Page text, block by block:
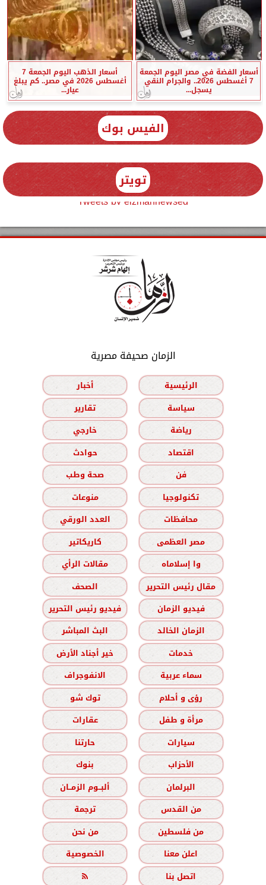
أسعار الفضة في مصر اليوم الجمعة
7 أغسطس 2026.. والجرام النقي
يسجل...
أسعار الذهب اليوم الجمعة 7
أغسطس 2026 في مصر.. كم يبلغ
عيار...
الفيس بوك
تويتر
Tweets by elzmannewseg
الزمان صحيفة مصرية
الرئيسية
أخبار
سياسة
تقارير
رياضة
خارجي
اقتصاد
حوادث
فن
صحة وطب
تكنولوجيا
منوعات
محافظات
العدد الورقي
مصر العظمى
كاريكاتير
وا إسلاماه
مقالات الرأي
مقال رئيس التحرير
الصحف
فيديو الزمان
فيديو رئيس التحرير
الزمان الخالد
البث المباشر
خدمات
خير أجناد الأرض
سماء عربية
الانفوجراف
رؤى و أحلام
توك شو
مرأة و طفل
عقارات
سيارات
حارتنا
الأحزاب
بنوك
البرلمان
ألبــوم الزمــان
من القدس
ترجمة
من فلسطين
من نحن
اعلن معنا
الخصوصية
اتصل بنا
